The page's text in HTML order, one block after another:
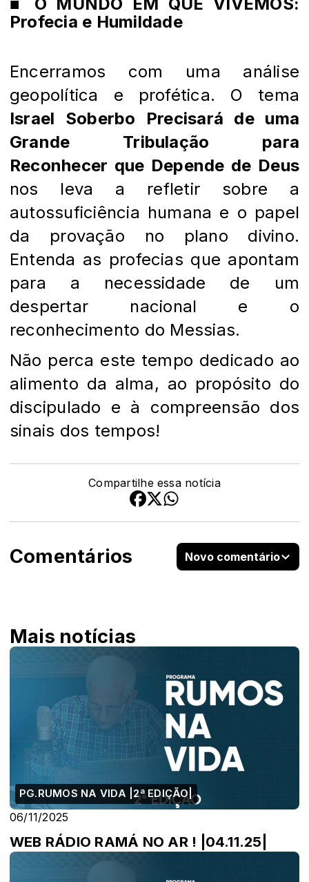
Profecia e Humildade
Encerramos com uma análise
geopolítica e profética. O tema
Israel Soberbo Precisará de uma
Grande Tribulação para
Reconhecer que Depende de Deus
nos leva a refletir sobre a
autossuficiência humana e o papel
da provação no plano divino.
Entenda as profecias que apontam
para a necessidade de um
despertar nacional e o
reconhecimento do Messias.
Não perca este tempo dedicado ao
alimento da alma, ao propósito do
discipulado e à compreensão dos
sinais dos tempos!
Compartilhe essa notícia
Comentários Novo comentário
Mais notícias
PG.RUMOS NA VIDA |2ª EDIÇÃO|
06/11/2025
WEB RÁDIO RAMÁ NO AR ! |04.11.25|